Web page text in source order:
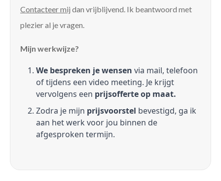
Contacteer mij dan vrijblijvend. Ik beantwoord met
plezier al je vragen.
Mijn werkwijze?
We bespreken je wensen via mail, telefoon
of tijdens een video meeting. Je krijgt
vervolgens een prijsofferte op maat.
Zodra je mijn prijsvoorstel bevestigd, ga ik
aan het werk voor jou binnen de
afgesproken termijn.